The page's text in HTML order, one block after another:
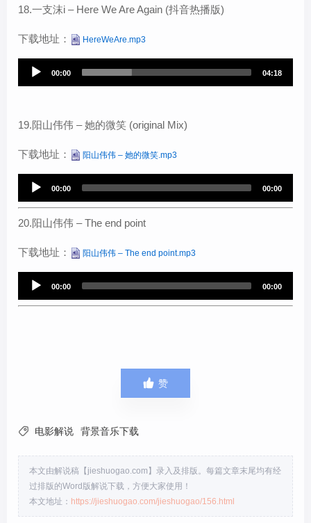
r
d
o
y
18.一支沫i – Here We Are Again (抖音热播版)
下载地址： HereWeAre.mp3
u
i
P
y
00:00 04:18
19.阳山伟伟 – 她的微笑 (original Mix)
下载地址： 阳山伟伟 – 她的微笑.mp3
u
d
o
00:00 00:00
20.阳山伟伟 – The end point
下载地址： 阳山伟伟 – The end point.mp3
u
y
00:00 00:00
 赞
 电影解说 背景音乐下载
本文由解说稿【jieshuogao.com】录入及排版。每篇文章末尾均有经
过排版的Word版解说下载，方便大家使用！
本文地址： https://jieshuogao.com/jieshuogao/156.html